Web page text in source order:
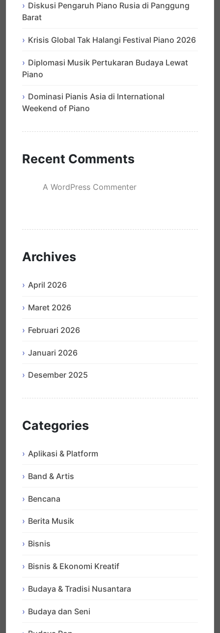
Diskusi Pengaruh Piano Rusia di Panggung
Barat
Krisis Global Tak Halangi Festival Piano 2026
Diplomasi Musik Pertukaran Budaya Lewat
Piano
Dominasi Pianis Asia di International
Weekend of Piano
Recent Comments
A WordPress Commenter
Archives
April 2026
Maret 2026
Februari 2026
Januari 2026
Desember 2025
Categories
Aplikasi & Platform
Band & Artis
Bencana
Berita Musik
Bisnis
Bisnis & Ekonomi Kreatif
Budaya & Tradisi Nusantara
Budaya dan Seni